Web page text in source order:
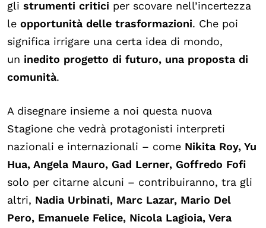
gli strumenti critici per scovare nell’incertezza
le opportunità delle trasformazioni. Che poi
significa irrigare una certa idea di mondo,
un inedito progetto di futuro, una proposta di
comunità.
A disegnare insieme a noi questa nuova
Stagione che vedrà protagonisti interpreti
nazionali e internazionali – come Nikita Roy, Yu
Hua, Angela Mauro, Gad Lerner, Goffredo Fofi
solo per citarne alcuni – contribuiranno, tra gli
altri, Nadia Urbinati, Marc Lazar, Mario Del
Pero, Emanuele Felice, Nicola Lagioia, Vera